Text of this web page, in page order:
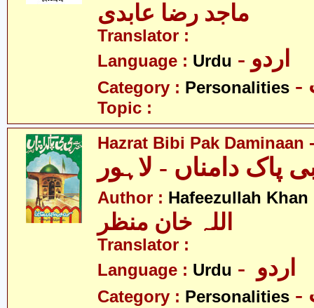
ماجد رضا عابدی
Translator :
Language : Urdu - اردو
Category : Personalities
Topic :
Hazrat Bibi Pak Daminaan
Author : Hafeezullah Khan
اللہ خان منظر
Translator :
Language : Urdu
Category : Personalities